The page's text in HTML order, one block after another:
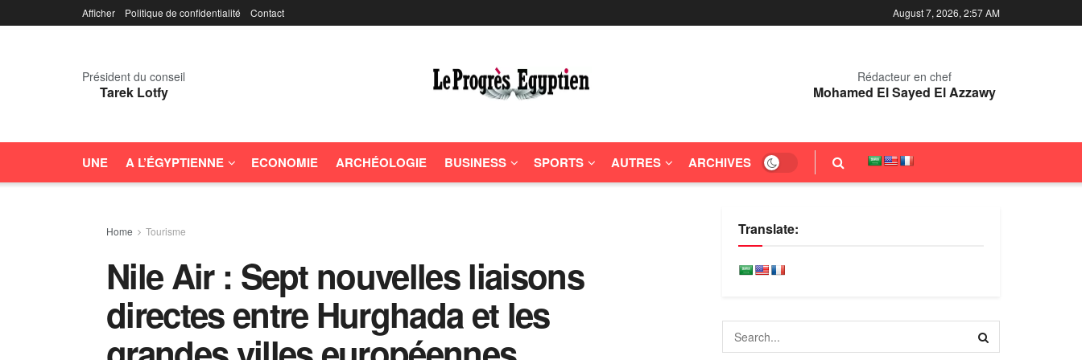
Afficher Politique de confidentialité Contact August 7, 2026, 2:57 AM
Président du conseil
Tarek Lotfy
Rédacteur en chef
Mohamed El Sayed El Azzawy
UNE A L’ÉGYPTIENNE ECONOMIE ARCHÉOLOGIE BUSINESS SPORTS AUTRES ARCHIVES
Home Tourisme
Nile Air : Sept nouvelles liaisons
directes entre Hurghada et les
Translate: